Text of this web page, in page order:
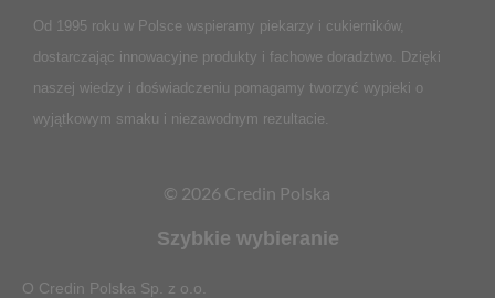
Od 1995 roku w Polsce wspieramy piekarzy i cukierników,
dostarczając innowacyjne produkty i fachowe doradztwo. Dzięki
naszej wiedzy i doświadczeniu pomagamy tworzyć wypieki o
wyjątkowym smaku i niezawodnym rezultacie.
© 2026 Credin Polska
Szybkie wybieranie
O Credin Polska Sp. z o.o.